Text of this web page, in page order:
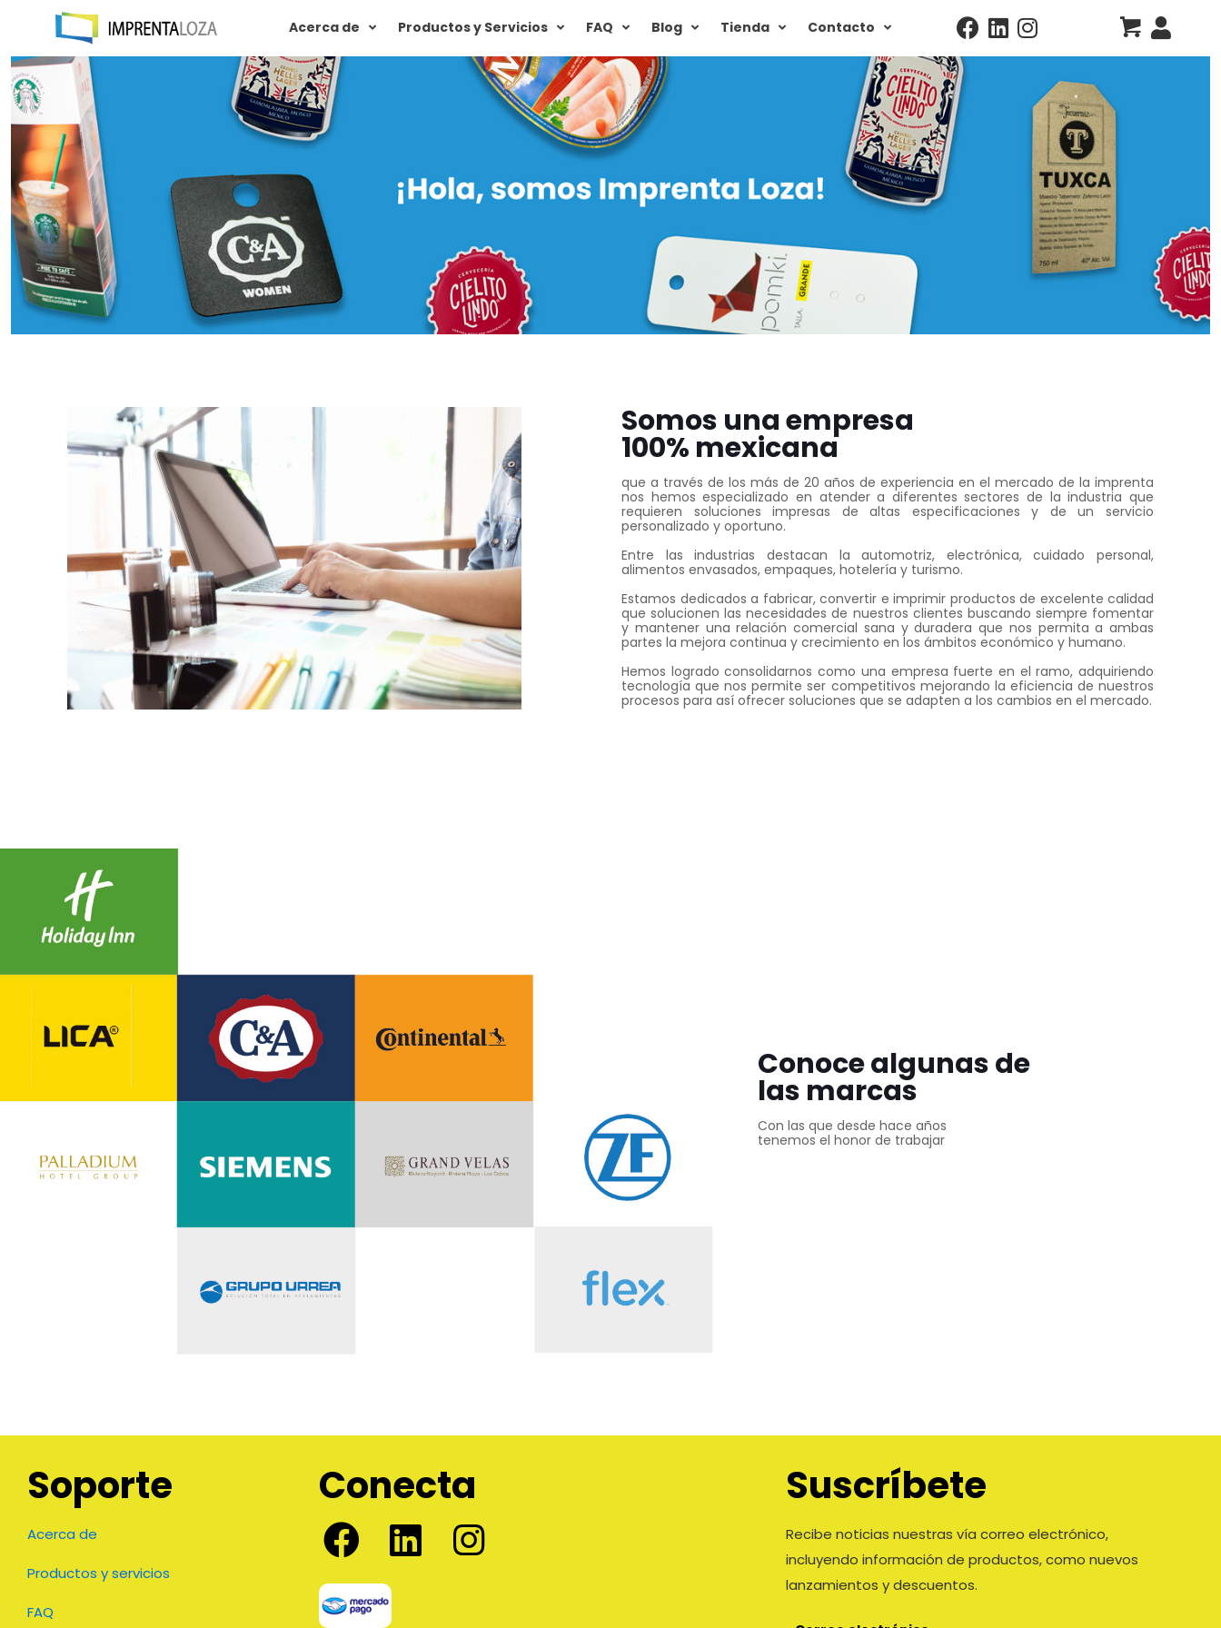
Acerca de Productos y Servicios FAQ Blog Tienda Contacto
Somos una empresa
100% mexicana
que a través de los más de 20 años de experiencia en el mercado de la imprenta
nos hemos especializado en atender a diferentes sectores de la industria que
requieren soluciones impresas de altas especificaciones y de un servicio
personalizado y oportuno.
Entre las industrias destacan la automotriz, electrónica, cuidado personal,
alimentos envasados, empaques, hotelería y turismo.
Estamos dedicados a fabricar, convertir e imprimir productos de excelente calidad
que solucionen las necesidades de nuestros clientes buscando siempre fomentar
y mantener una relación comercial sana y duradera que nos permita a ambas
partes la mejora continua y crecimiento en los ámbitos económico y humano.
Hemos logrado consolidarnos como una empresa fuerte en el ramo, adquiriendo
tecnología que nos permite ser competitivos mejorando la eficiencia de nuestros
procesos para así ofrecer soluciones que se adapten a los cambios en el mercado.
Conoce algunas de
las marcas
Con las que desde hace años
tenemos el honor de trabajar
Soporte
Acerca de
Productos y servicios
FAQ
Conecta Suscríbete
Recibe noticias nuestras vía correo electrónico,
incluyendo información de productos, como nuevos
lanzamientos y descuentos.